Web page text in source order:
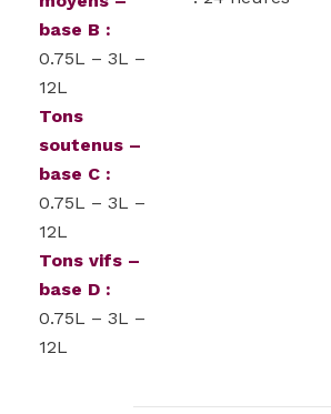
base B :
0.75L – 3L –
12L
Tons
soutenus –
base C :
0.75L – 3L –
12L
Tons vifs –
base D :
0.75L – 3L –
12L